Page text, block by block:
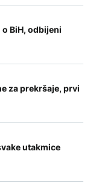
BiH, odbijeni
za prekršaje, prvi
utakmice